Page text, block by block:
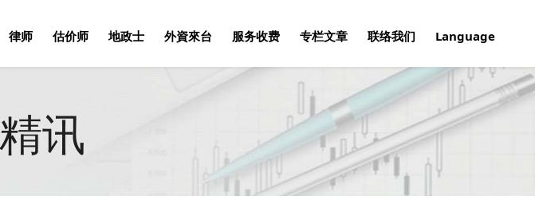
律师 估价师 地政士 外資來台 服务收费 专栏文章 联络我们 Language
讯